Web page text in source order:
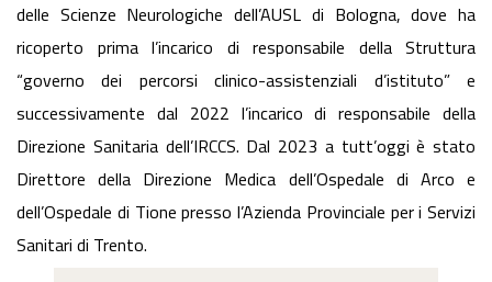
delle Scienze Neurologiche dell’AUSL di Bologna, dove ha
ricoperto prima l’incarico di responsabile della Struttura
“governo dei percorsi clinico-assistenziali d’istituto” e
successivamente dal 2022 l’incarico di responsabile della
Direzione Sanitaria dell’IRCCS. Dal 2023 a tutt’oggi è stato
Direttore della Direzione Medica dell’Ospedale di Arco e
dell’Ospedale di Tione presso l’Azienda Provinciale per i Servizi
Sanitari di Trento.